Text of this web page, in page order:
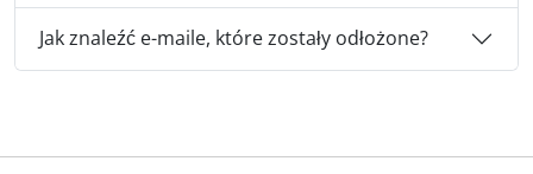
Jak znaleźć e-maile, które zostały odłożone?